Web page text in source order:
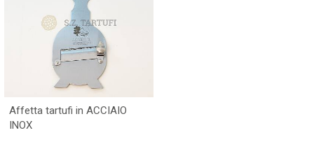
Affetta tartufi in ACCIAIO
INOX